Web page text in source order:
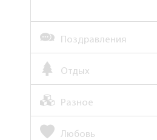
Поздравления
Отдых
Разное
Любовь